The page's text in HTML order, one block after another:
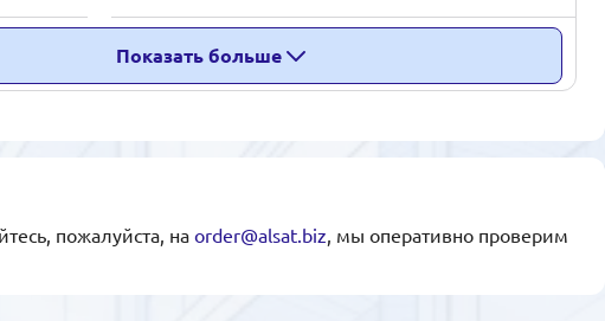
Показать больше
пожалуйста, на order@alsat.biz, мы оперативно проверим